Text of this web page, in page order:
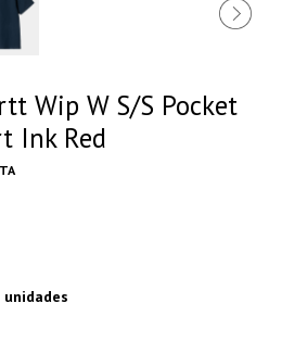
Wip W S/S Pocket
Ink Red
unidades